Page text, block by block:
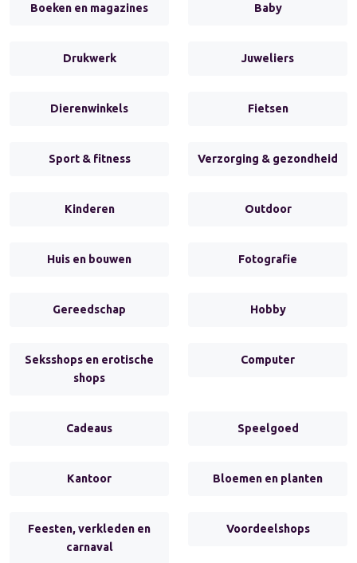
Boeken en magazines Baby
Drukwerk Juweliers
Dierenwinkels Fietsen
Sport & fitness Verzorging & gezondheid
Kinderen Outdoor
Huis en bouwen Fotografie
Gereedschap Hobby
Seksshops en erotische
shops
Computer
Cadeaus Speelgoed
Kantoor Bloemen en planten
Feesten, verkleden en
carnaval
Voordeelshops